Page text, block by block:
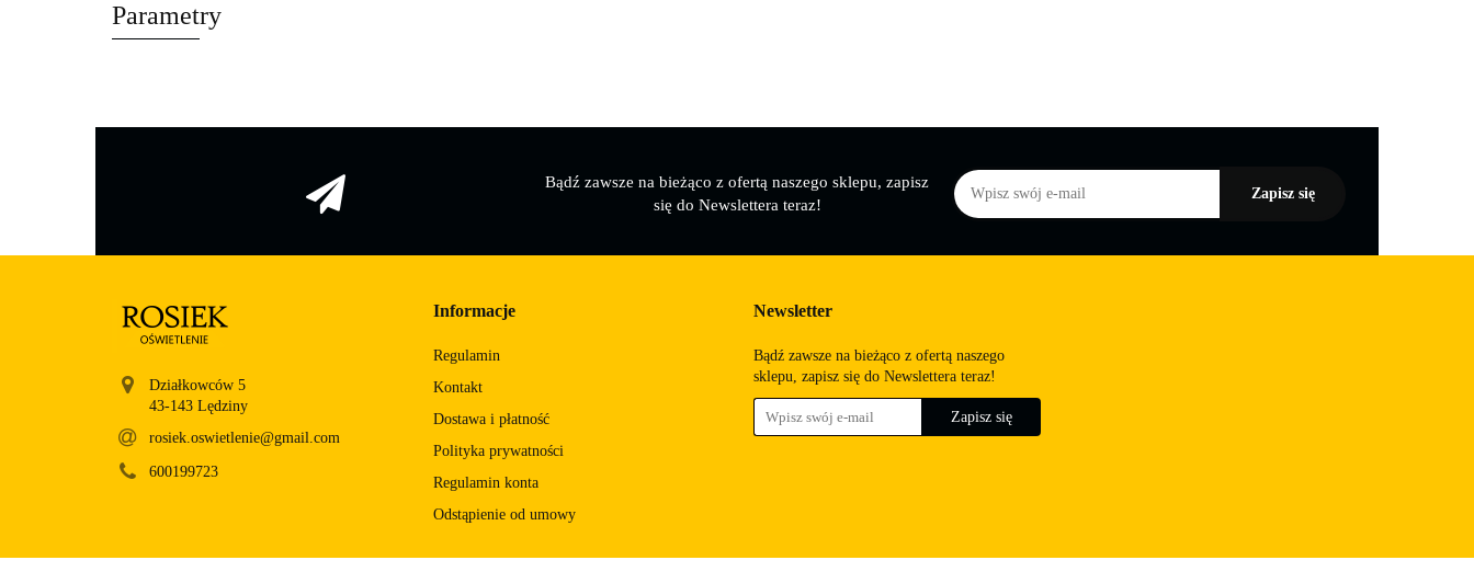
Parametry
Bądź zawsze na bieżąco z ofertą naszego sklepu, zapisz
się do Newslettera teraz!
Działkowców 5
43-143 Lędziny
rosiek.oswietlenie@gmail.com
600199723
Informacje
Regulamin
Kontakt
Dostawa i płatność
Polityka prywatności
Regulamin konta
Odstąpienie od umowy
Newsletter
Bądź zawsze na bieżąco z ofertą naszego
sklepu, zapisz się do Newslettera teraz!